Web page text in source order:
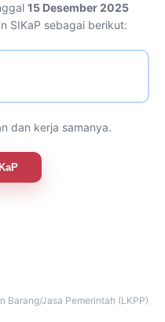
15 Desember 2025
SIKaP sebagai berikut:
dan kerja samanya.
Barang/Jasa Pemerintah (LKPP)